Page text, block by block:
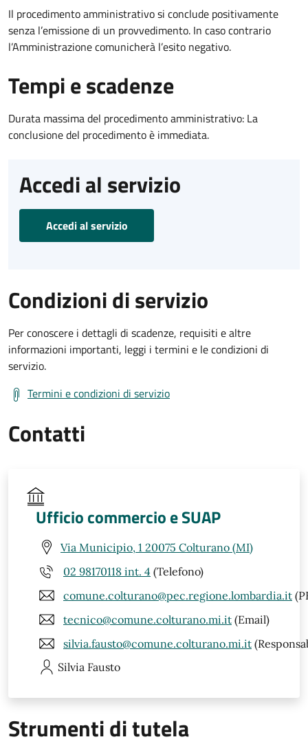
Il procedimento amministrativo si conclude positivamente
senza l’emissione di un provvedimento. In caso contrario
l’Amministrazione comunicherà l’esito negativo.
Tempi e scadenze
Durata massima del procedimento amministrativo: La
conclusione del procedimento è immediata.
Accedi al servizio
Accedi al servizio
Condizioni di servizio
Per conoscere i dettagli di scadenze, requisiti e altre
informazioni importanti, leggi i termini e le condizioni di
servizio.
Termini e condizioni di servizio
Contatti
Ufficio commercio e SUAP
Via Municipio, 1 20075 Colturano (MI)
02 98170118 int. 4 (Telefono)
comune.colturano@pec.regione.lombardia.it
tecnico@comune.colturano.mi.it (Email)
silvia.fausto@comune.colturano.mi.it
Silvia Fausto
Strumenti di tutela